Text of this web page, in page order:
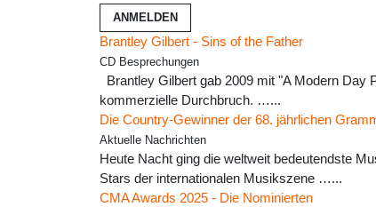
ANMELDEN
Brantley Gilbert - Sins of the Father
CD Besprechungen
Brantley Gilbert gab 2009 mit "A Modern Day
kommerzielle Durchbruch. …...
Die Country-Gewinner der 68. jährlichen
Aktuelle Nachrichten
Heute Nacht ging die weltweit bedeutendste
Stars der internationalen Musikszene …...
CMA Awards 2025 - Die Nominierten